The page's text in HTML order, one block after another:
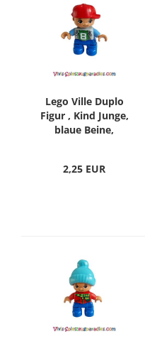
Lego Ville Duplo
Figur , Kind Junge,
blaue Beine,
8, mittelblaue Arme,
2,25 EUR